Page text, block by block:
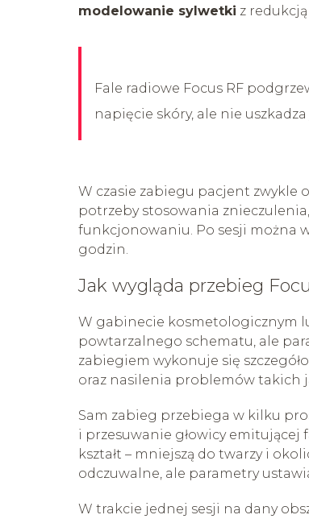
modelowanie sylwetki z
Fale radiowe Focus RF
napięcie skóry, ale nie
W czasie zabiegu pacjent zwykle
potrzeby stosowania
funkcjonowaniu. Po sesji można
godzin.
Jak wygląda przebieg
W gabinecie kosmetologicznym
powtarzalnego schematu, ale
zabiegiem wykonuje się
oraz nasilenia problemów takich
Sam zabieg przebiega w kilku
i przesuwanie głowicy emitującej
kształt – mniejszą do twarzy i
odczuwalne, ale parametry
W trakcie jednej sesji na dany